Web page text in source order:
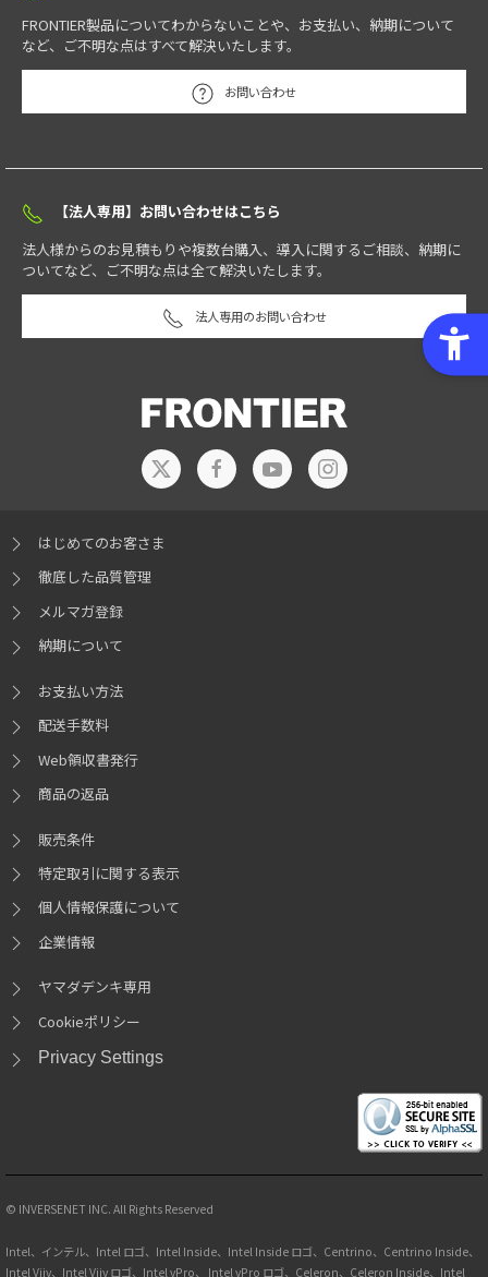
FRONTIER製品についてわからないことや、お支払い、納期について
など、ご不明な点はすべて解決いたします。
お問い合わせ
【法人専用】お問い合わせはこちら
法人様からのお見積もりや複数台購入、導入に関するご相談、納期に
ついてなど、ご不明な点は全て解決いたします。
法人専用のお問い合わせ
はじめてのお客さま
徹底した品質管理
メルマガ登録
納期について
お支払い方法
配送手数料
Web領収書発行
商品の返品
販売条件
特定取引に関する表示
個人情報保護について
企業情報
ヤマダデンキ専用
Cookieポリシー
Privacy Settings
© INVERSENET INC. All Rights Reserved
Intel、インテル、Intel ロゴ、Intel Inside、Intel Inside ロゴ、Centrino、Centrino Inside、
Intel Viiv、Intel Viiv ロゴ、Intel vPro、 Intel vPro ロゴ、Celeron、Celeron Inside、Intel